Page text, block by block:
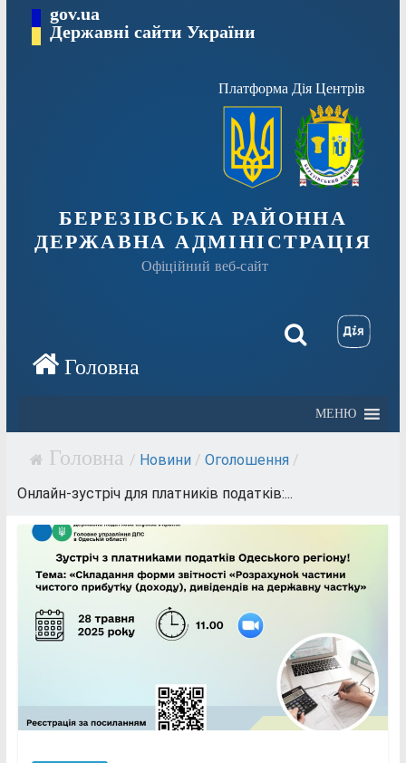
Перейтиgov.ua
Державні сайти України
Платформа Дія Центрів
БЕРЕЗІВСЬКА РАЙОННА
ДЕРЖАВНА АДМІНІСТРАЦІЯ
Офіційний веб-сайт
МЕНЮ
/ Новини / Оголошення /
Онлайн-зустріч для платників податків:...